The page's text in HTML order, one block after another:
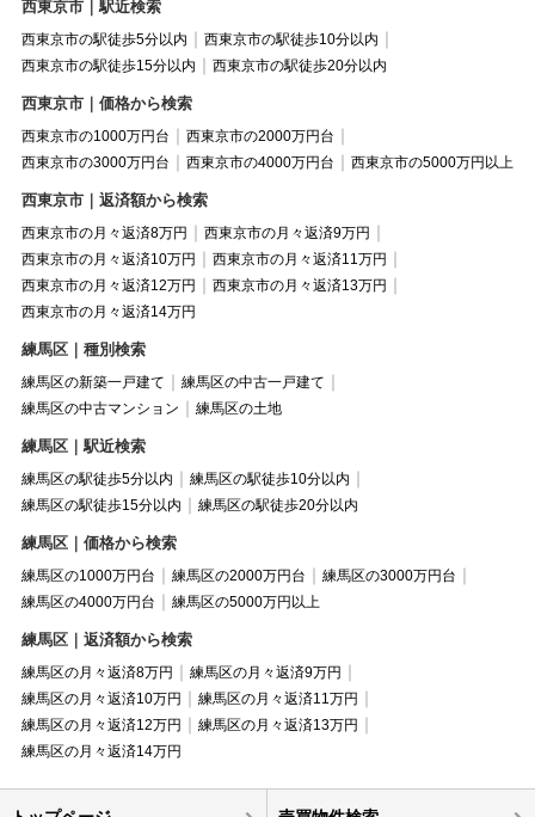
西東京市｜駅近検索
西東京市の駅徒歩5分以内
西東京市の駅徒歩10分以内
西東京市の駅徒歩15分以内
西東京市の駅徒歩20分以内
西東京市｜価格から検索
西東京市の1000万円台
西東京市の2000万円台
西東京市の3000万円台
西東京市の4000万円台 西東京市の5000万円以上
西東京市｜返済額から検索
西東京市の月々返済8万円
西東京市の月々返済9万円
西東京市の月々返済10万円
西東京市の月々返済11万円
西東京市の月々返済12万円
西東京市の月々返済13万円
西東京市の月々返済14万円
練馬区｜種別検索
練馬区の新築一戸建て
練馬区の中古一戸建て
練馬区の中古マンション
練馬区の土地
練馬区｜駅近検索
練馬区の駅徒歩5分以内
練馬区の駅徒歩10分以内
練馬区の駅徒歩15分以内
練馬区の駅徒歩20分以内
練馬区｜価格から検索
練馬区の1000万円台 練馬区の2000万円台
練馬区の3000万円台
練馬区の4000万円台
練馬区の5000万円以上
練馬区｜返済額から検索
練馬区の月々返済8万円
練馬区の月々返済9万円
練馬区の月々返済10万円
練馬区の月々返済11万円
練馬区の月々返済12万円
練馬区の月々返済13万円
練馬区の月々返済14万円